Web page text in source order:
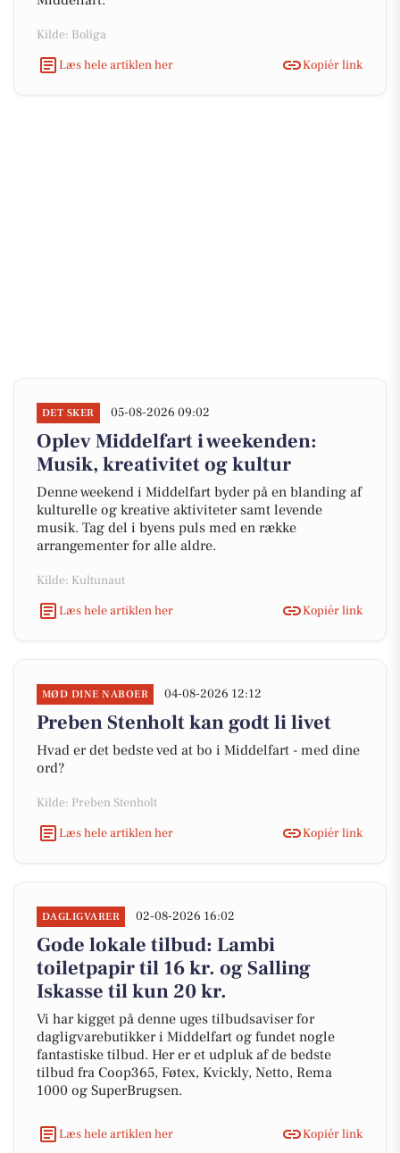
Kilde: Boliga
Læs hele artiklen her
Kopiér link
DET SKER 05-08-2026 09:02
Oplev Middelfart i weekenden:
Musik, kreativitet og kultur
Denne weekend i Middelfart byder på en blanding af
kulturelle og kreative aktiviteter samt levende
musik. Tag del i byens puls med en række
arrangementer for alle aldre.
Kilde: Kultunaut
Læs hele artiklen her
Kopiér link
MØD DINE NABOER 04-08-2026 12:12
Preben Stenholt kan godt li livet
Hvad er det bedste ved at bo i Middelfart - med dine
ord?
Kilde: Preben Stenholt
Læs hele artiklen her
Kopiér link
DAGLIGVARER 02-08-2026 16:02
Gode lokale tilbud: Lambi
toiletpapir til 16 kr. og Salling
Iskasse til kun 20 kr.
Vi har kigget på denne uges tilbudsaviser for
dagligvarebutikker i Middelfart og fundet nogle
fantastiske tilbud. Her er et udpluk af de bedste
tilbud fra Coop365, Føtex, Kvickly, Netto, Rema
1000 og SuperBrugsen.
Læs hele artiklen her Kopiér link